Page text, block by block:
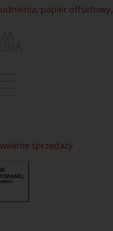
papier offsetowy,
sprzedaży